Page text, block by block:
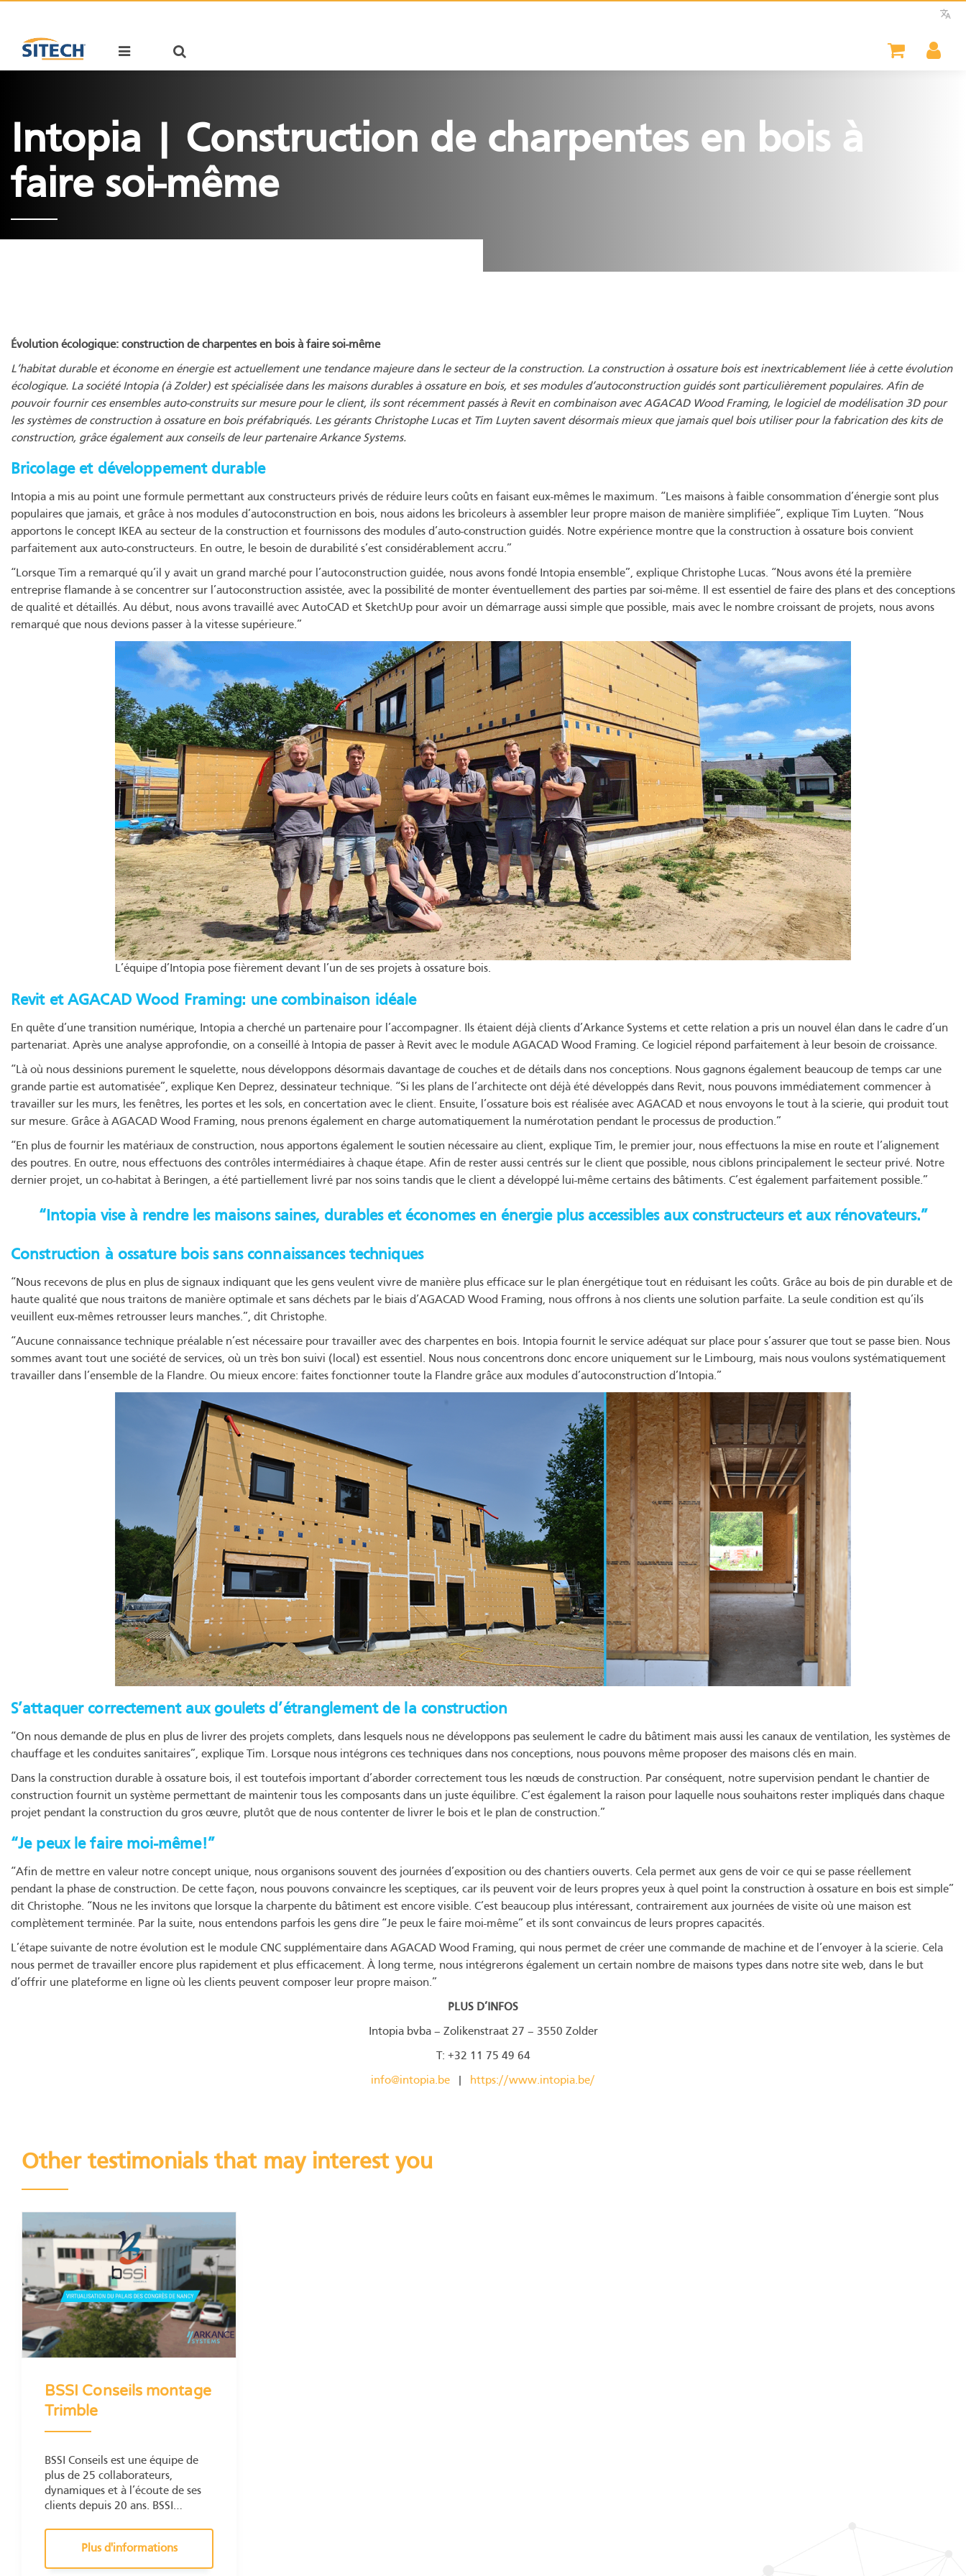
Intopia | Construction de charpentes en bois à
faire soi-même
Évolution écologique: construction de charpentes en bois à faire soi-même
L’habitat durable et économe en énergie est actuellement une tendance majeure dans le secteur de la construction. La construction à ossature bois est inextricablement liée à cette évolution
écologique. La société Intopia (à Zolder) est spécialisée dans les maisons durables à ossature en bois, et ses modules d’autoconstruction guidés sont particulièrement populaires. Afin de
pouvoir fournir ces ensembles auto-construits sur mesure pour le client, ils sont récemment passés à Revit en combinaison avec AGACAD Wood Framing, le logiciel de modélisation 3D pour
les systèmes de construction à ossature en bois préfabriqués. Les gérants Christophe Lucas et Tim Luyten savent désormais mieux que jamais quel bois utiliser pour la fabrication des kits de
construction, grâce également aux conseils de leur partenaire Arkance Systems.
Bricolage et développement durable
Intopia a mis au point une formule permettant aux constructeurs privés de réduire leurs coûts en faisant eux-mêmes le maximum. “Les maisons à faible consommation d’énergie sont plus
populaires que jamais, et grâce à nos modules d’autoconstruction en bois, nous aidons les bricoleurs à assembler leur propre maison de manière simplifiée”, explique Tim Luyten. “Nous
apportons le concept IKEA au secteur de la construction et fournissons des modules d’auto-construction guidés. Notre expérience montre que la construction à ossature bois convient
parfaitement aux auto-constructeurs. En outre, le besoin de durabilité s’est considérablement accru.”
“Lorsque Tim a remarqué qu’il y avait un grand marché pour l’autoconstruction guidée, nous avons fondé Intopia ensemble”, explique Christophe Lucas. “Nous avons été la première
entreprise flamande à se concentrer sur l’autoconstruction assistée, avec la possibilité de monter éventuellement des parties par soi-même. Il est essentiel de faire des plans et des conceptions
de qualité et détaillés. Au début, nous avons travaillé avec AutoCAD et SketchUp pour avoir un démarrage aussi simple que possible, mais avec le nombre croissant de projets, nous avons
remarqué que nous devions passer à la vitesse supérieure.”
L’équipe d’Intopia pose fièrement devant l’un de ses projets à ossature bois.
Revit et AGACAD Wood Framing: une combinaison idéale
En quête d’une transition numérique, Intopia a cherché un partenaire pour l’accompagner. Ils étaient déjà clients d’Arkance Systems et cette relation a pris un nouvel élan dans le cadre d’un
partenariat. Après une analyse approfondie, on a conseillé à Intopia de passer à Revit avec le module AGACAD Wood Framing. Ce logiciel répond parfaitement à leur besoin de croissance.
“Là où nous dessinions purement le squelette, nous développons désormais davantage de couches et de détails dans nos conceptions. Nous gagnons également beaucoup de temps car une
grande partie est automatisée”, explique Ken Deprez, dessinateur technique. “Si les plans de l’architecte ont déjà été développés dans Revit, nous pouvons immédiatement commencer à
travailler sur les murs, les fenêtres, les portes et les sols, en concertation avec le client. Ensuite, l’ossature bois est réalisée avec AGACAD et nous envoyons le tout à la scierie, qui produit tout
sur mesure. Grâce à AGACAD Wood Framing, nous prenons également en charge automatiquement la numérotation pendant le processus de production.”
“En plus de fournir les matériaux de construction, nous apportons également le soutien nécessaire au client, explique Tim, le premier jour, nous effectuons la mise en route et l’alignement
des poutres. En outre, nous effectuons des contrôles intermédiaires à chaque étape. Afin de rester aussi centrés sur le client que possible, nous ciblons principalement le secteur privé. Notre
dernier projet, un co-habitat à Beringen, a été partiellement livré par nos soins tandis que le client a développé lui-même certains des bâtiments. C’est également parfaitement possible.”
“Intopia vise à rendre les maisons saines, durables et économes en énergie plus accessibles aux constructeurs et aux rénovateurs.”
Construction à ossature bois sans connaissances techniques
“Nous recevons de plus en plus de signaux indiquant que les gens veulent vivre de manière plus efficace sur le plan énergétique tout en réduisant les coûts. Grâce au bois de pin durable et de
haute qualité que nous traitons de manière optimale et sans déchets par le biais d’AGACAD Wood Framing, nous offrons à nos clients une solution parfaite. La seule condition est qu’ils
veuillent eux-mêmes retrousser leurs manches.”, dit Christophe.
“Aucune connaissance technique préalable n’est nécessaire pour travailler avec des charpentes en bois. Intopia fournit le service adéquat sur place pour s’assurer que tout se passe bien. Nous
sommes avant tout une société de services, où un très bon suivi (local) est essentiel. Nous nous concentrons donc encore uniquement sur le Limbourg, mais nous voulons systématiquement
travailler dans l’ensemble de la Flandre. Ou mieux encore: faites fonctionner toute la Flandre grâce aux modules d’autoconstruction d’Intopia.”
S’attaquer correctement aux goulets d’étranglement de la construction
“On nous demande de plus en plus de livrer des projets complets, dans lesquels nous ne développons pas seulement le cadre du bâtiment mais aussi les canaux de ventilation, les systèmes de
chauffage et les conduites sanitaires”, explique Tim. Lorsque nous intégrons ces techniques dans nos conceptions, nous pouvons même proposer des maisons clés en main.
Dans la construction durable à ossature bois, il est toutefois important d’aborder correctement tous les nœuds de construction. Par conséquent, notre supervision pendant le chantier de
construction fournit un système permettant de maintenir tous les composants dans un juste équilibre. C’est également la raison pour laquelle nous souhaitons rester impliqués dans chaque
projet pendant la construction du gros œuvre, plutôt que de nous contenter de livrer le bois et le plan de construction.”
“Je peux le faire moi-même!”
“Afin de mettre en valeur notre concept unique, nous organisons souvent des journées d’exposition ou des chantiers ouverts. Cela permet aux gens de voir ce qui se passe réellement
pendant la phase de construction. De cette façon, nous pouvons convaincre les sceptiques, car ils peuvent voir de leurs propres yeux à quel point la construction à ossature en bois est simple”
dit Christophe. “Nous ne les invitons que lorsque la charpente du bâtiment est encore visible. C’est beaucoup plus intéressant, contrairement aux journées de visite où une maison est
complètement terminée. Par la suite, nous entendons parfois les gens dire “Je peux le faire moi-même” et ils sont convaincus de leurs propres capacités.
L’étape suivante de notre évolution est le module CNC supplémentaire dans AGACAD Wood Framing, qui nous permet de créer une commande de machine et de l’envoyer à la scierie. Cela
nous permet de travailler encore plus rapidement et plus efficacement. À long terme, nous intégrerons également un certain nombre de maisons types dans notre site web, dans le but
d’offrir une plateforme en ligne où les clients peuvent composer leur propre maison.”
PLUS D’INFOS
Intopia bvba – Zolikenstraat 27 – 3550 Zolder
T: +32 11 75 49 64
info@intopia.be https://www.intopia.be/
Other testimonials that may interest you
BSSI Conseils montage
Trimble
BSSI Conseils est une équipe de
plus de 25 collaborateurs,
dynamiques et à l’écoute de ses
clients depuis 20 ans. BSSI
construction, l’environnement, la
sécurité, l’énergie et l’accessibilité
Plus d'informations